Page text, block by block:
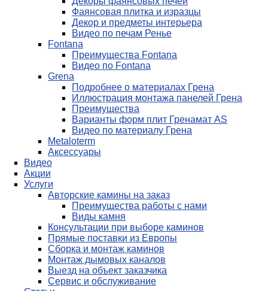
Фаянсовая плитка и изразцы
Декор и предметы интерьера
Видео по печам Ренье
Fontana
Преимущества Fontana
Видео по Fontana
Grena
Подробнее о материалах Грена
Иллюстрация монтажа панелей Грена
Преимущества
Варианты форм плит Гренамат AS
Видео по материалу Грена
Metaloterm
Аксессуары
Видео
Акции
Услуги
Авторские камины на заказ
Преимущества работы с нами
Виды камня
Консультации при выборе каминов
Прямые поставки из Европы
Сборка и монтаж каминов
Монтаж дымовых каналов
Выезд на объект заказчика
Сервис и обслуживание